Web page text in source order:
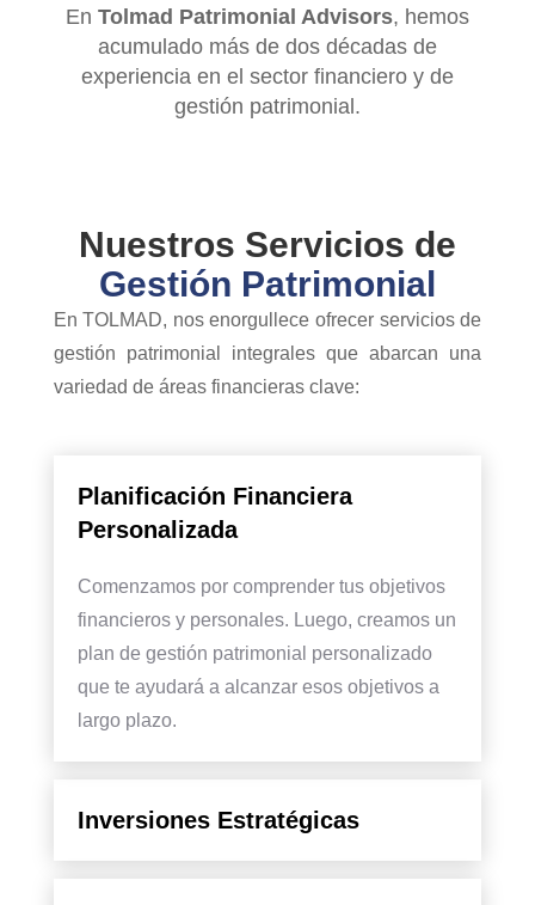
En Tolmad Patrimonial Advisors, hemos
acumulado más de dos décadas de
experiencia en el sector financiero y de
gestión patrimonial.
Nuestros Servicios de
Gestión Patrimonial
En TOLMAD, nos enorgullece ofrecer servicios de
gestión patrimonial integrales que abarcan una
variedad de áreas financieras clave:
Planificación Financiera
Personalizada
Comenzamos por comprender tus objetivos
financieros y personales. Luego, creamos un
plan de gestión patrimonial personalizado
que te ayudará a alcanzar esos objetivos a
largo plazo.
Inversiones Estratégicas